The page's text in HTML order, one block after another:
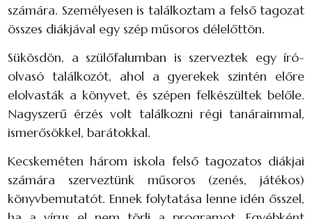
számára. Személyesen is találkoztam a felső tagozat
összes diákjával egy szép műsoros délelőttön.
Sükösdön, a szülőfalumban is szerveztek egy író-
olvasó találkozót, ahol a gyerekek szintén előre
elolvasták a könyvet, és szépen felkészültek belőle.
Nagyszerű érzés volt találkozni régi tanáraimmal,
ismerősökkel, barátokkal.
Kecskeméten három iskola felső tagozatos diákjai
számára szerveztünk műsoros (zenés, játékos)
könyvbemutatót. Ennek folytatása lenne idén ősszel,